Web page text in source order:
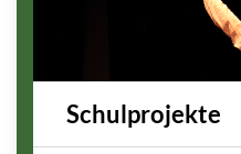
Schulprojekte